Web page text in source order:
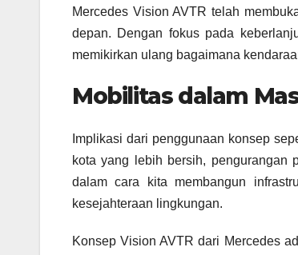
Mercedes Vision AVTR telah
depan. Dengan fokus pada
memikirkan ulang bagaimana
Mobilitas dalam
Implikasi dari penggunaan konsep
kota yang lebih bersih, pengurangan
dalam cara kita membangun
kesejahteraan lingkungan.
Konsep Vision AVTR dari Mercedes